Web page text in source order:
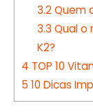
3.2Quem
3.3 Qual o
K2?
4 TOP 10
5 10 Dicas